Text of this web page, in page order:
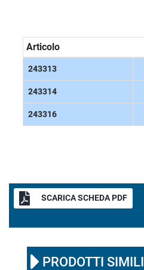
Articolo
243313
243314
243316
SCARICA SCHEDA PDF
PRODOTTI SIMILI